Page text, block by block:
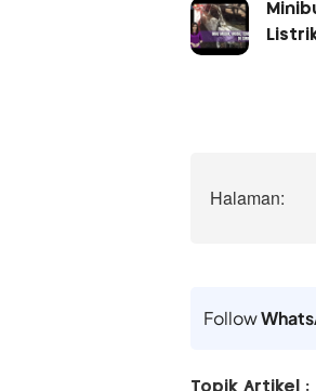
Halaman:
Follow
Topik Artikel :